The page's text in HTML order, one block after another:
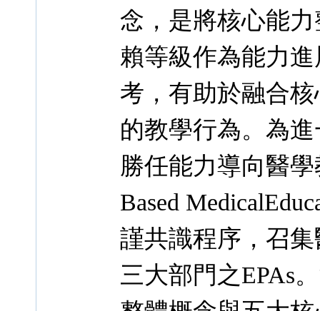
念，是將核心能
賴等級作為能力
考，有助於融合
的教學行為。為
勝任能力導向醫學
Based
謹共識程序，召
三大部門之EPAs